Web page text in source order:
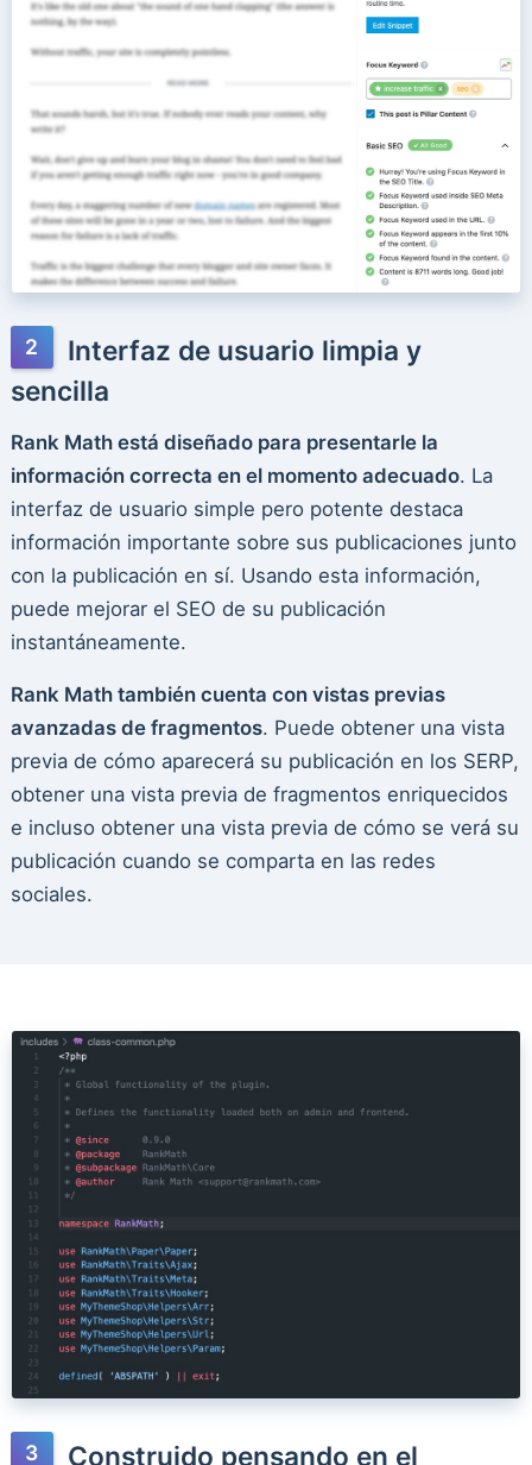
Interfaz de usuario limpia y
sencilla
Rank Math está diseñado para presentarle la
información correcta en el momento adecuado. La
interfaz de usuario simple pero potente destaca
información importante sobre sus publicaciones junto
con la publicación en sí. Usando esta información,
puede mejorar el SEO de su publicación
instantáneamente.
Rank Math también cuenta con vistas previas
avanzadas de fragmentos. Puede obtener una vista
previa de cómo aparecerá su publicación en los SERP,
obtener una vista previa de fragmentos enriquecidos
e incluso obtener una vista previa de cómo se verá su
publicación cuando se comparta en las redes
sociales.
Construido pensando en el